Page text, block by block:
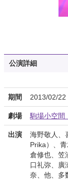
公演詳細
期間 2013/02/22
劇場 駒場小空間
出演
海野敬人、
Prika）、
倉修也、笠
口礼弥、廣
奈、他、多